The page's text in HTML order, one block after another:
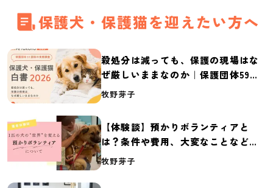
保護犬・保護猫を迎えたい方へ
殺処分は減っても、保護の現場はな
ぜ厳しいままなのか｜保護団体59団
体の実態調査【保護犬・保護猫白書
牧野芽子
【体験談】預かりボランティアと
は？条件や費用、大変なことなど紹
介
牧野芽子